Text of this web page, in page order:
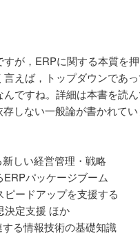
が，ERPに関する本質を
言えば，トップダウンであ
ですね。詳細は本書を読
しない一般論が書かれて
しい経営管理・戦略
パッケージブーム
ードアップを支援する
定支援 ほか
る情報技術の基礎知識